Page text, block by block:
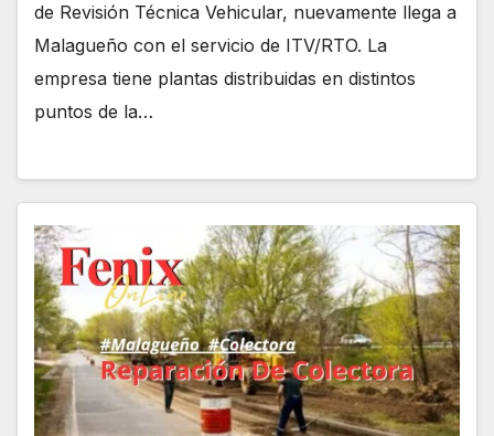
de Revisión Técnica Vehicular, nuevamente llega a
Malagueño con el servicio de ITV/RTO. La
empresa tiene plantas distribuidas en distintos
puntos de la…